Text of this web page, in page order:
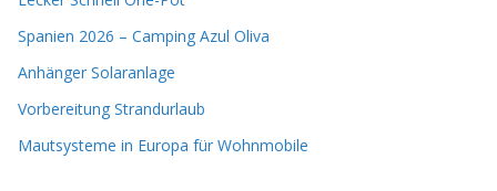
Spanien 2026 – Camping Azul Oliva
Anhänger Solaranlage
Vorbereitung Strandurlaub
Mautsysteme in Europa für Wohnmobile